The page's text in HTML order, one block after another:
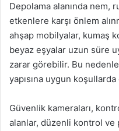
Depolama alanında nem,
etkenlere karşı önlem
ahşap mobilyalar, kumaş
beyaz eşyalar uzun süre
zarar görebilir. Bu nedenle
yapısına uygun
Güvenlik kameraları,
alanlar, düzenli kontrol